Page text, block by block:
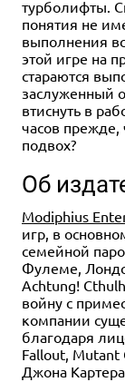
турболифты.
понятия не
выполнения
этой игре на
стараются
заслуженный
втиснуть в
часов прежде,
подвох?
Об
Modiphius
игр, в
семейной
Фулеме,
Achtung!
войну с
компании
благодаря
Fallout, Mutant
Джона